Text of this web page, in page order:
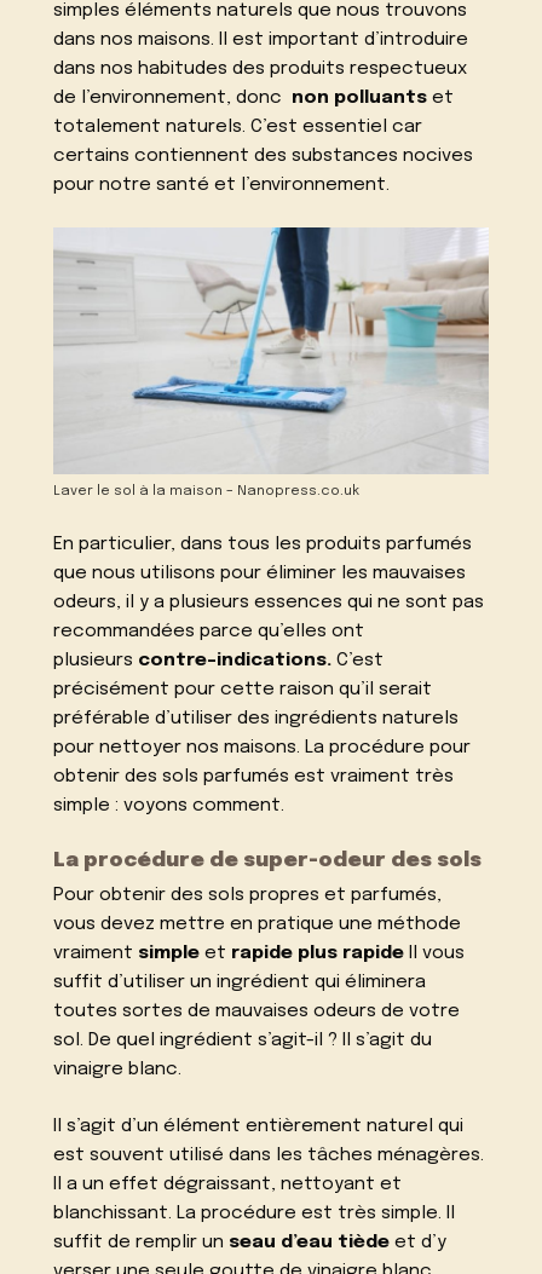
simples éléments naturels que nous trouvons
dans nos maisons. Il est important d’introduire
dans nos habitudes des produits respectueux
de l’environnement, donc
non polluants et
totalement naturels. C’est essentiel car
certains contiennent des substances nocives
pour notre santé et l’environnement.
Laver le sol à la maison – Nanopress.co.uk
En particulier, dans tous les produits parfumés
que nous utilisons pour éliminer les mauvaises
odeurs, il y a plusieurs essences qui ne sont pas
recommandées parce qu’elles ont
plusieurs contre-indications. C’est
précisément pour cette raison qu’il serait
préférable d’utiliser des ingrédients naturels
pour nettoyer nos maisons. La procédure pour
obtenir des sols parfumés est vraiment très
simple : voyons comment.
La procédure de super-odeur des sols
Pour obtenir des sols propres et parfumés,
vous devez mettre en pratique une méthode
vraiment simple et rapide plus rapide Il vous
suffit d’utiliser un ingrédient qui éliminera
toutes sortes de mauvaises odeurs de votre
sol. De quel ingrédient s’agit-il ? Il s’agit du
vinaigre blanc.
Il s’agit d’un élément entièrement naturel qui
est souvent utilisé dans les tâches ménagères.
Il a un effet dégraissant, nettoyant et
blanchissant. La procédure est très simple. Il
suffit de remplir un seau d’eau tiède et d’y